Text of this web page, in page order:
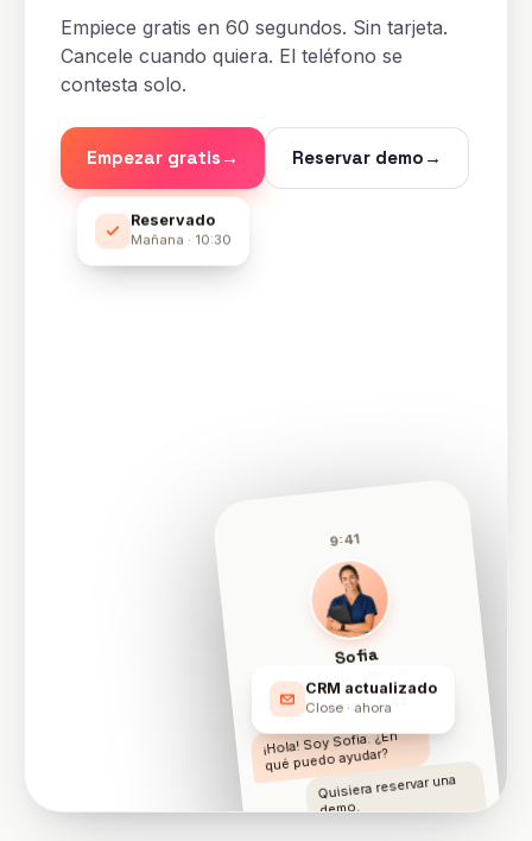
Empiece gratis en 60 segundos. Sin tarjeta.
Cancele cuando quiera. El teléfono se
contesta solo.
Empezar gratis → Reservar demo →
Reservado
Mañana · 10:30
CRM actualizado
Close · ahora
9:41
Sofia
Ventas · Hanc.ai
En vivo · 0:42
¡Hola! Soy Sofia. ¿En
qué puedo ayudar?
Quisiera reservar una
demo.